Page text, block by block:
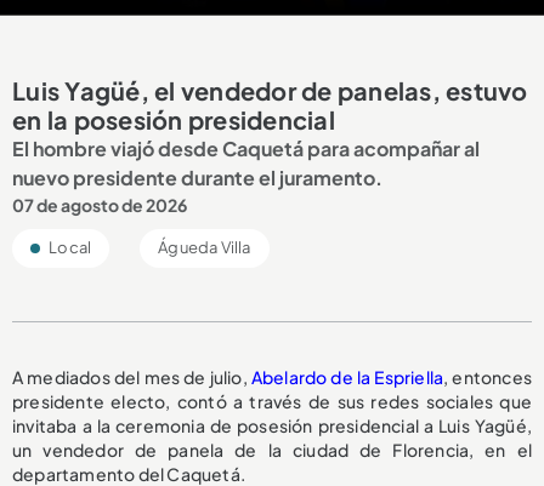
Luis Yagüé, el vendedor de panelas, estuvo
en la posesión presidencial
El hombre viajó desde Caquetá para acompañar al
nuevo presidente durante el juramento.
07 de agosto de 2026
Local Águeda Villa
A mediados del mes de julio, Abelardo de la Espriella, entonces
presidente electo, contó a través de sus redes sociales que
invitaba a la ceremonia de posesión presidencial a Luis Yagüé,
un vendedor de panela de la ciudad de Florencia, en el
departamento del Caquetá.